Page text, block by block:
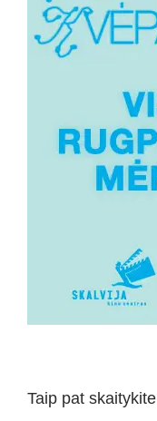
Taip pat skaitykite